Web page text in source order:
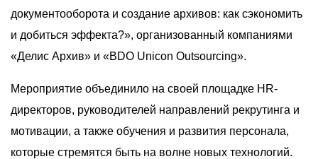
Акции
Реализованные проекты
документооборота и создание архивов: как сэкономить
и добиться эффекта?», организованный компаниями
«Делис Архив» и «BDO Unicon Outsourcing».
Мероприятие объединило на своей площадке HR-
директоров, руководителей направлений рекрутинга и
мотивации, а также обучения и развития персонала,
которые стремятся быть на волне новых технологий.